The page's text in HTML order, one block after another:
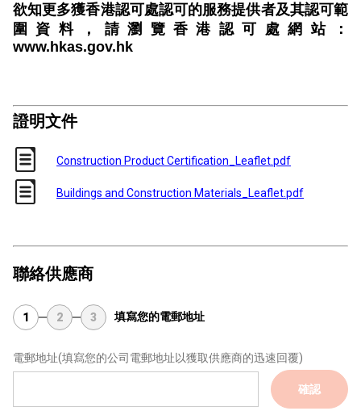
欲知更多獲香港認可處認可的服務提供者及其認可範
圍資料，請瀏覽香港認可處網站：
www.hkas.gov.hk
證明文件
Construction Product Certification_Leaflet.pdf
Buildings and Construction Materials_Leaflet.pdf
聯絡供應商
1 2 3 填寫您的電郵地址
電郵地址(填寫您的公司電郵地址以獲取供應商的迅速回覆)
確認